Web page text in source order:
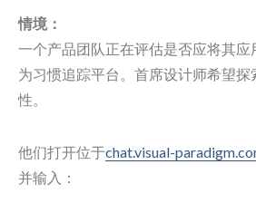
情境：
一个产品团队正在评估是否应将其应
为习惯追踪平台。首席设计师希望
性。
他们打开位于chat.visual-
并输入：